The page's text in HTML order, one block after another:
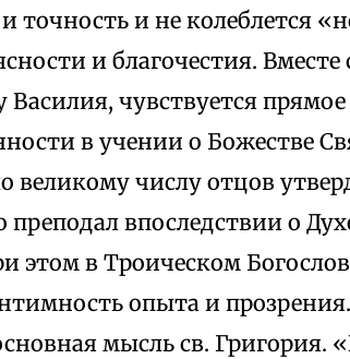
точность и не колеблется
и благочестия. Вместе
Василия, чувствуется
в учении о Божестве
великому числу отцов
преподал впоследствии о
этом в Троическом
опыта и
мысль св. Григория.